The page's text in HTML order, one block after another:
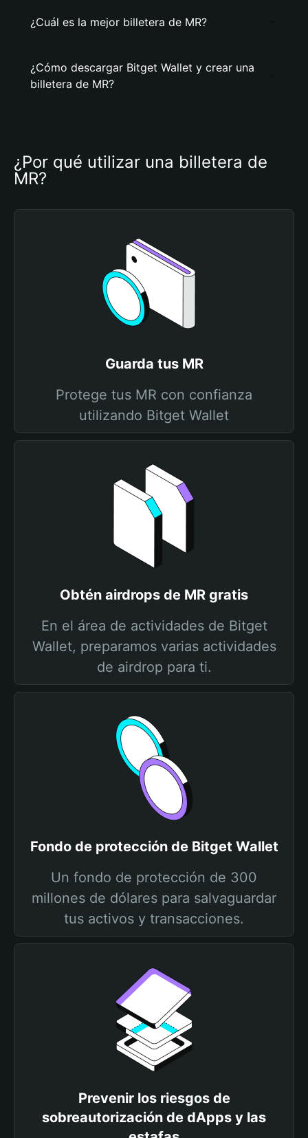
¿Cuál es la mejor billetera de MR?
¿Cómo descargar Bitget Wallet y crear una
billetera de MR?
¿Por qué utilizar una billetera de
MR?
Guarda tus MR
Protege tus MR con confianza
utilizando Bitget Wallet
Obtén airdrops de MR gratis
En el área de actividades de Bitget
Wallet, preparamos varias actividades
de airdrop para ti.
Fondo de protección de Bitget Wallet
Un fondo de protección de 300
millones de dólares para salvaguardar
tus activos y transacciones.
Prevenir los riesgos de
sobreautorización de dApps y las